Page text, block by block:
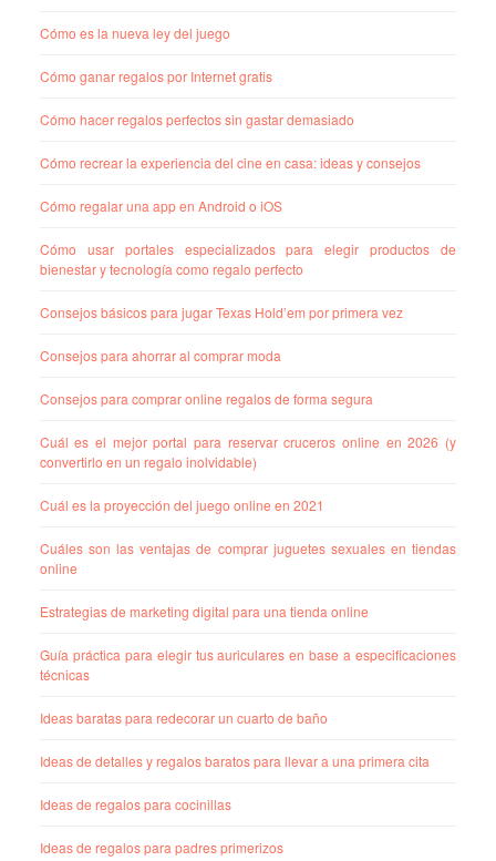
Cómo es la nueva ley del juego
Cómo ganar regalos por Internet gratis
Cómo hacer regalos perfectos sin gastar demasiado
Cómo recrear la experiencia del cine en casa: ideas y consejos
Cómo regalar una app en Android o iOS
Cómo usar portales especializados para elegir productos de
bienestar y tecnología como regalo perfecto
Consejos básicos para jugar Texas Hold’em por primera vez
Consejos para ahorrar al comprar moda
Consejos para comprar online regalos de forma segura
Cuál es el mejor portal para reservar cruceros online en 2026 (y
convertirlo en un regalo inolvidable)
Cuál es la proyección del juego online en 2021
Cuáles son las ventajas de comprar juguetes sexuales en tiendas
online
Estrategias de marketing digital para una tienda online
Guía práctica para elegir tus auriculares en base a especificaciones
técnicas
Ideas baratas para redecorar un cuarto de baño
Ideas de detalles y regalos baratos para llevar a una primera cita
Ideas de regalos para cocinillas
Ideas de regalos para padres primerizos